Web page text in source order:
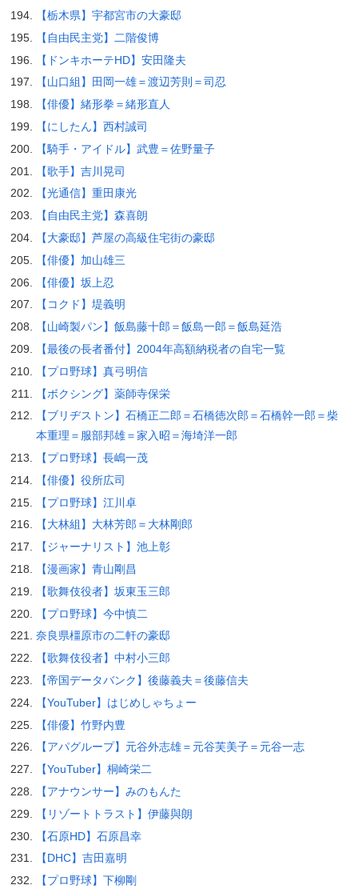
【栃木県】宇都宮市の大豪邸
【自由民主党】二階俊博
【ドンキホーテHD】安田隆夫
【山口組】田岡一雄＝渡辺芳則＝司忍
【俳優】緒形拳＝緒形直人
【にしたん】西村誠司
【騎手・アイドル】武豊＝佐野量子
【歌手】吉川晃司
【光通信】重田康光
【自由民主党】森喜朗
【大豪邸】芦屋の高級住宅街の豪邸
【俳優】加山雄三
【俳優】坂上忍
【コクド】堤義明
【山崎製パン】飯島藤十郎＝飯島一郎＝飯島延浩
【最後の長者番付】2004年高額納税者の自宅一覧
【プロ野球】真弓明信
【ボクシング】薬師寺保栄
【ブリヂストン】石橋正二郎＝石橋徳次郎＝石橋幹一郎＝柴
本重理＝服部邦雄＝家入昭＝海埼洋一郎
【プロ野球】長嶋一茂
【俳優】役所広司
【プロ野球】江川卓
【大林組】大林芳郎＝大林剛郎
【ジャーナリスト】池上彰
【漫画家】青山剛昌
【歌舞伎役者】坂東玉三郎
【プロ野球】今中慎二
奈良県橿原市の二軒の豪邸
【歌舞伎役者】中村小三郎
【帝国データバンク】後藤義夫＝後藤信夫
【YouTuber】はじめしゃちょー
【俳優】竹野内豊
【アパグループ】元谷外志雄＝元谷芙美子＝元谷一志
【YouTuber】桐崎栄二
【アナウンサー】みのもんた
【リゾートトラスト】伊藤與朗
【石原HD】石原昌幸
【DHC】吉田嘉明
【プロ野球】下柳剛